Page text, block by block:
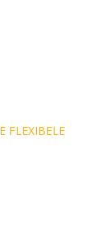
FLEXIBELE